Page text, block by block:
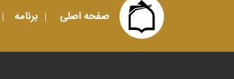
صفحه اصلی برنامه